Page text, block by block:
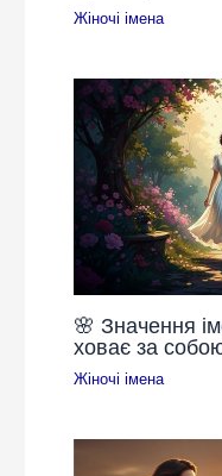
Жіночі імена
🌸 Значення
ховає за
Жіночі імена